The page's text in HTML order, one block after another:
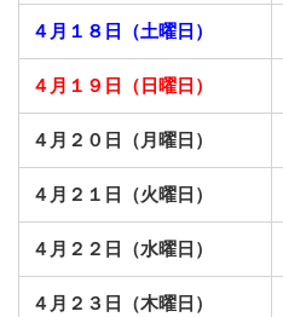
４月１８日（土曜日）
４月１９日（日曜日）
４月２０日（月曜日）
４月２１日（火曜日）
４月２２日（水曜日）
４月２３日（木曜日）